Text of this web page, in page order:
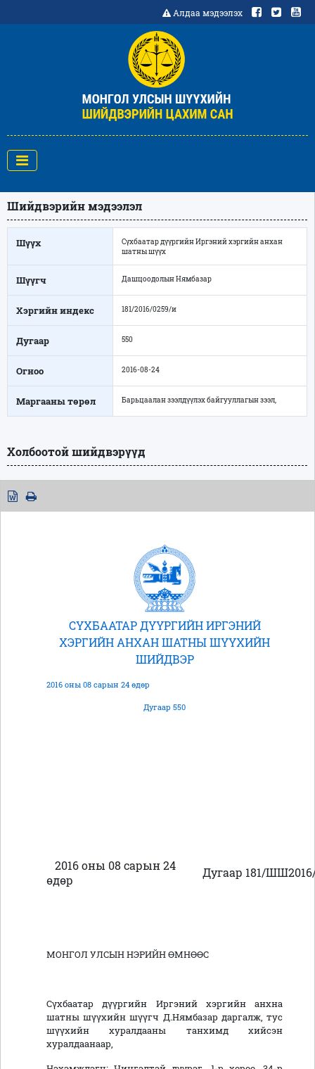
Алдаа мэдээлэх
Шийдвэрийн мэдээлэл
Шүүх
Сүхбаатар дүүргийн Иргэний хэргийн анхан
шатны шүүх
Шүүгч Дашцоодолын Нямбазар
Хэргийн индекс 181/2016/0259/и
Дугаар 550
Огноо 2016-08-24
Маргааны төрөл Барьцаалан зээлдүүлэх байгууллагын зээл,
Холбоотой шийдвэрүүд
СҮХБААТАР ДҮҮРГИЙН ИРГЭНИЙ
ХЭРГИЙН АНХАН ШАТНЫ ШҮҮХИЙН
ШИЙДВЭР
2016 оны 08 сарын 24 өдөр
Дугаар 550
2016 оны 08 сарын 24
өдөр
Дугаар 181/
МОНГОЛ УЛСЫН НЭРИЙН ӨМНӨӨС
Сүхбаатар дүүргийн Иргэний хэргийн анхна
шатны шүүхийн шүүгч Д.Нямбазар даргалж, тус
шүүхийн хуралдааны танхимд хийсэн
хуралдаанаар,